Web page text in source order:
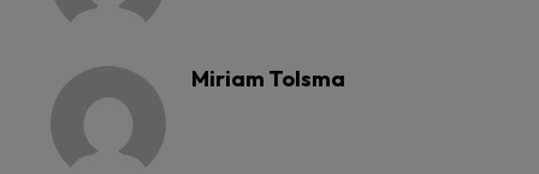
Miriam Tolsma